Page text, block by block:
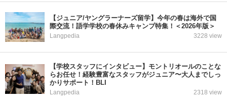
【ジュニア/ヤングラーナーズ留学】今年の春は海外で国
際交流！語学学校の春休みキャンプ特集！＜2026年版＞
Langpedia 3228 view
【学校スタッフにインタビュー】モントリオールのことな
らお任せ！経験豊富なスタッフがジュニア〜大人までしっ
かりサポート！BLI
Langpedia 2318 view